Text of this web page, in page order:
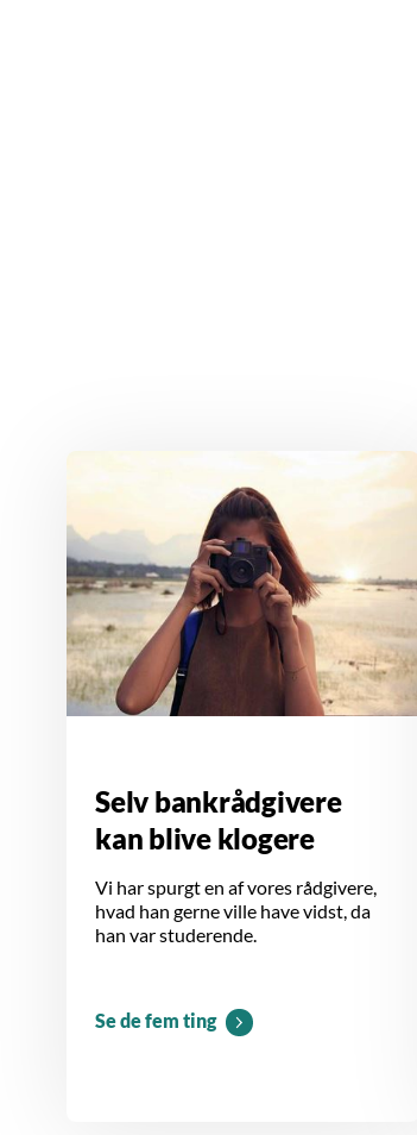
Selv bankrådgivere
kan blive klogere
Vi har spurgt en af vores rådgivere,
hvad han gerne ville have vidst, da
han var studerende.
Se de fem ting